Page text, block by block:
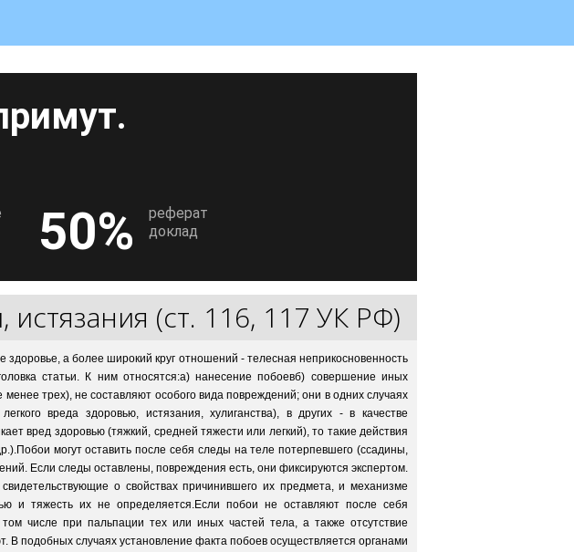
50%
реферат
доклад
истязания (ст. 116, 117 УК РФ)
а более широкий круг отношений - телесная неприкосновенность
статьи. К ним относятся:а) нанесение побоевб) совершение иных
трех), не составляют особого вида повреждений; они в одних случаях
вреда здоровью, истязания, хулиганства), в других - в качестве
вред здоровью (тяжкий, средней тяжести или легкий), то такие действия
могут оставить после себя следы на теле потерпевшего (ссадины,
Если следы оставлены, повреждения есть, они фиксируются экспертом.
о свойствах причинившего их предмета, и механизме
и тяжесть их не определяется.Если побои не оставляют после себя
числе при пальпации тех или иных частей тела, а также отсутствие
подобных случаях установление факта побоев осуществляется органами